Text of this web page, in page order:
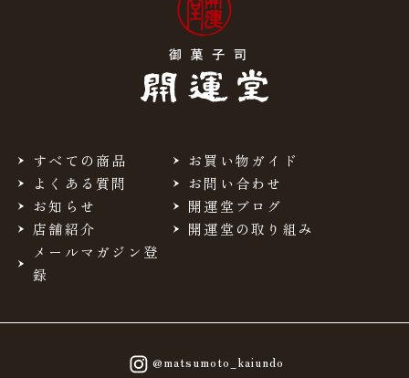
すべての商品
お買い物ガイド
よくある質問
お問い合わせ
お知らせ
開運堂ブログ
店舗紹介
開運堂の取り組み
メールマガジン登
録
@matsumoto_kaiundo